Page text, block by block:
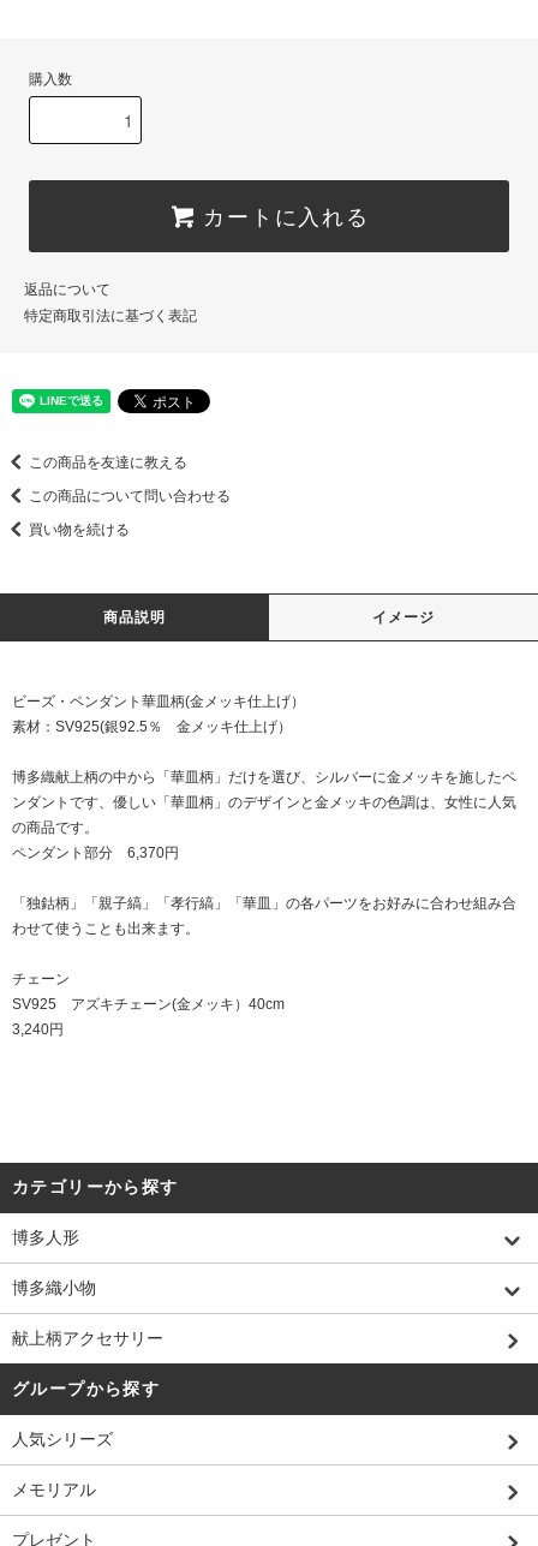
購入数
カートに入れる
返品について
特定商取引法に基づく表記
この商品を友達に教える
この商品について問い合わせる
買い物を続ける
商品説明 イメージ
ビーズ・ペンダント華皿柄(金メッキ仕上げ）
素材：SV925(銀92.5％ 金メッキ仕上げ）
博多織献上柄の中から「華皿柄」だけを選び、シルバーに金メッキを施したペ
ンダントです、優しい「華皿柄」のデザインと金メッキの色調は、女性に人気
の商品です。
ペンダント部分 6,370円
「独鈷柄」「親子縞」「孝行縞」「華皿」の各パーツをお好みに合わせ組み合
わせて使うことも出来ます。
チェーン
SV925 アズキチェーン(金メッキ）40cm
3,240円
カテゴリーから探す
博多人形
博多織小物
献上柄アクセサリー
グループから探す
人気シリーズ
メモリアル
プレゼント